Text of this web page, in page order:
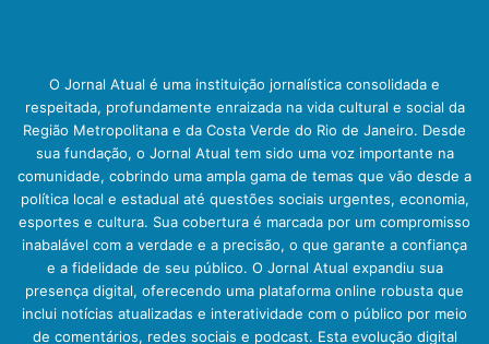
O Jornal Atual é uma instituição jornalística consolidada e
respeitada, profundamente enraizada na vida cultural e social da
Região Metropolitana e da Costa Verde do Rio de Janeiro. Desde
sua fundação, o Jornal Atual tem sido uma voz importante na
comunidade, cobrindo uma ampla gama de temas que vão desde a
política local e estadual até questões sociais urgentes, economia,
esportes e cultura. Sua cobertura é marcada por um compromisso
inabalável com a verdade e a precisão, o que garante a confiança
e a fidelidade de seu público. O Jornal Atual expandiu sua
presença digital, oferecendo uma plataforma online robusta que
inclui notícias atualizadas e interatividade com o público por meio
de comentários, redes sociais e podcast. Esta evolução digital